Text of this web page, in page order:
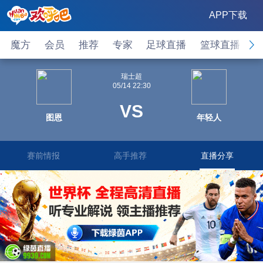
魔方 会员 推荐 专家 足球直播 篮球直播
APP下载
图恩
瑞士超
05/14 22:30
VS 年轻人
赛前情报 高手推荐 直播分享